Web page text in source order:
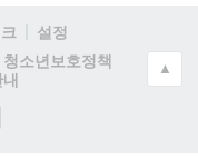
설정
청소년보호정책
▲